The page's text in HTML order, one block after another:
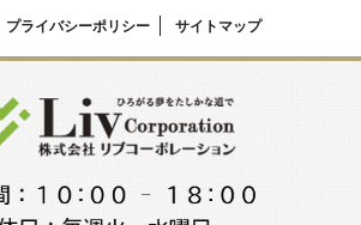
プライバシーポリシー サイトマップ